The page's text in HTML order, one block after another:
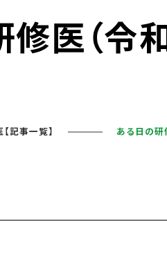
修医（令
記事一覧】 ある日の研